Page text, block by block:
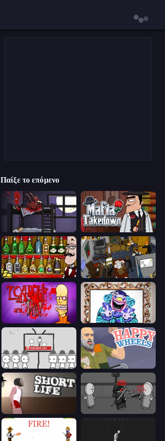
Παίξε το επόμενο
The Visitor Mafia Takedown
Bartender The Right Mix Foreign Creature 2
Load Up and Kill Exhibit of Sorrows
We Become What We Behold Happy Wheels
Short Life Madness Project Nexus